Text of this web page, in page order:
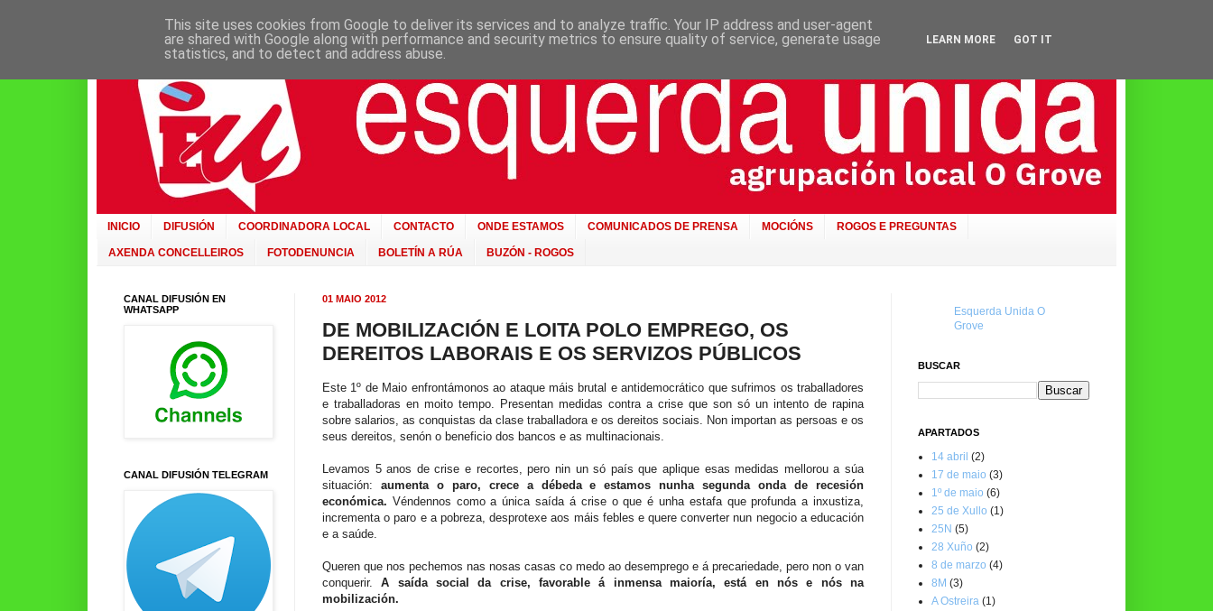
INICIO DIFUSIÓN COORDINADORA LOCAL CONTACTO ONDE ESTAMOS COMUNICADOS DE PRENSA MOCIÓNS ROGOS E PREGUNTAS
AXENDA CONCELLEIROS FOTODENUNCIA BOLETÍN A RÚA BUZÓN - ROGOS
01 MAIO 2012
DE MOBILIZACIÓN E LOITA POLO EMPREGO, OS
DEREITOS LABORAIS E OS SERVIZOS PÚBLICOS
Este 1º de Maio enfrontámonos ao ataque máis brutal e antidemocrático que sufrimos os traballadores
e traballadoras en moito tempo. Presentan medidas contra a crise que son só un intento de rapina
sobre salarios, as conquistas da clase traballadora e os dereitos sociais. Non importan as persoas e os
seus dereitos, senón o beneficio dos bancos e as multinacionais.
Levamos 5 anos de crise e recortes, pero nin un só país que aplique esas medidas mellorou a súa
situación: aumenta o paro, crece a débeda e estamos nunha segunda onda de recesión
económica. Véndennos como a única saída á crise o que é unha estafa que profunda a inxustiza,
incrementa o paro e a pobreza, desprotexe aos máis febles e quere converter nun negocio a educación
e a saúde.
Queren que nos pechemos nas nosas casas co medo ao desemprego e á precariedade, pero non o van
conquerir.A saída social da crise, favorable á inmensa maioría, está en nós e nós na
mobilización.
CANAL DIFUSIÓN EN
WHATSAPP
CANAL DIFUSIÓN TELEGRAM
Esquerda Unida O
Grove
BUSCAR
APARTADOS
14 abril (2)
17 de maio (3)
1º de maio (6)
25 de Xullo (1)
25N (5)
28 Xuño (2)
8 de marzo (4)
8M (3)
A Ostreira (1)
This site uses cookies from Google to deliver its services and to analyze traffic. Your IP address and user-agent
are shared with Google along with performance and security metrics to ensure quality of service, generate usage
statistics, and to detect and address abuse.
LEARN MORE GOT IT